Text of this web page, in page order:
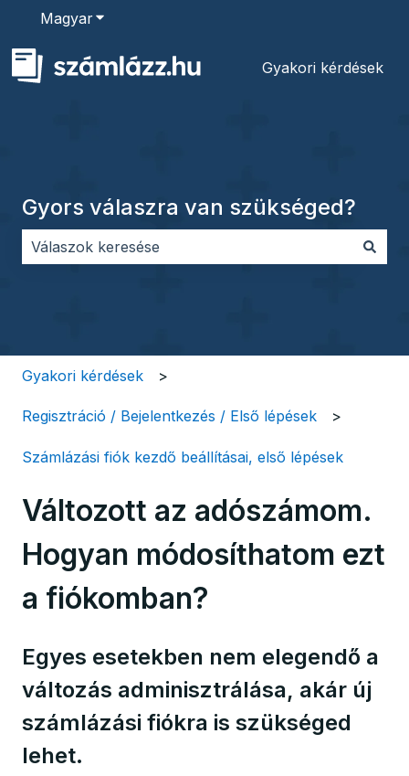
MagyarAlmenü megjelenítése fordításokhoz
Gyakori kérdések
Gyors válaszra van szükséged?
Gyakori kérdések
Regisztráció / Bejelentkezés / Első lépések
Számlázási fiók kezdő beállításai, első lépések
Változott az adószámom.
Hogyan módosíthatom ezt
a fiókomban?
Egyes esetekben nem elegendő a
változás adminisztrálása, akár új
számlázási fiókra is szükséged
lehet.